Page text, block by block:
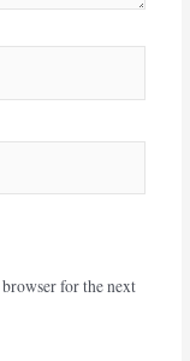
for the next